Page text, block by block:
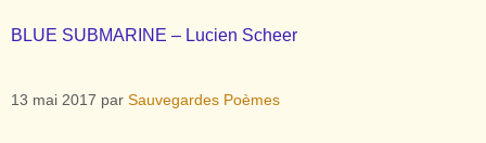
BLUE SUBMARINE – Lucien Scheer
13 mai 2017 par Sauvegardes Poèmes